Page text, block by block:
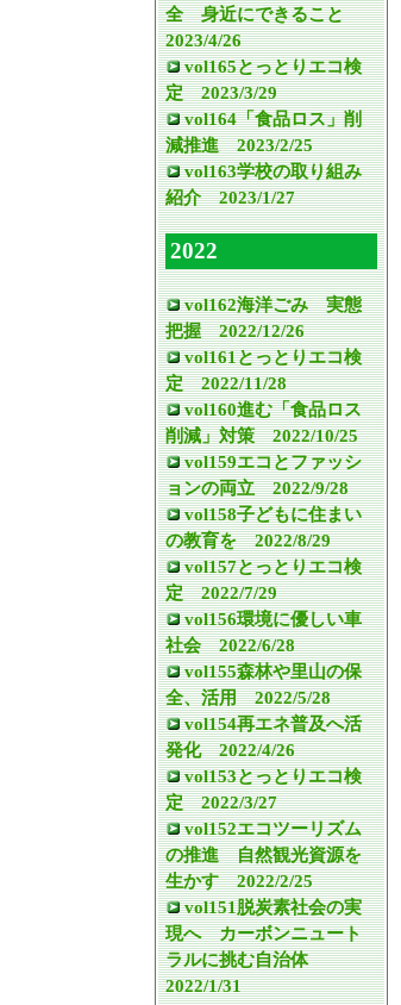
全 身近にできること
2023/4/26
vol165とっとりエコ検
定 2023/3/29
vol164「食品ロス」削
減推進 2023/2/25
vol163学校の取り組み
紹介 2023/1/27
2022
vol162海洋ごみ 実態
把握 2022/12/26
vol161とっとりエコ検
定 2022/11/28
vol160進む「食品ロス
削減」対策 2022/10/25
vol159エコとファッシ
ョンの両立 2022/9/28
vol158子どもに住まい
の教育を 2022/8/29
vol157とっとりエコ検
定 2022/7/29
vol156環境に優しい車
社会 2022/6/28
vol155森林や里山の保
全、活用 2022/5/28
vol154再エネ普及へ活
発化 2022/4/26
vol153とっとりエコ検
定 2022/3/27
vol152エコツーリズム
の推進 自然観光資源を
生かす 2022/2/25
vol151脱炭素社会の実
現へ カーボンニュート
ラルに挑む自治体
2022/1/31